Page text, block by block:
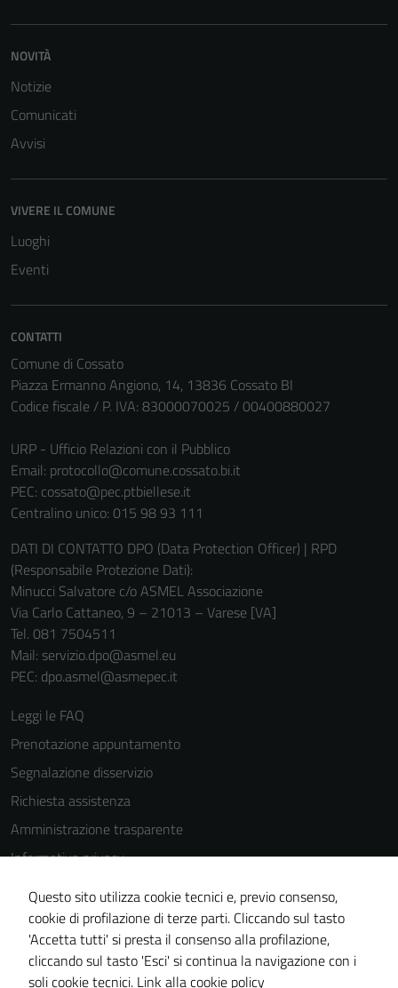
NOVITÀ
Notizie
Comunicati
Avvisi
VIVERE IL COMUNE
Luoghi
Eventi
CONTATTI
Comune di Cossato
Piazza Ermanno Angiono, 14, 13836 Cossato BI
Codice fiscale / P. IVA: 83000070025 / 00400880027
URP - Ufficio Relazioni con il Pubblico
Email: protocollo@comune.cossato.bi.it
PEC: cossato@pec.ptbiellese.it
Centralino unico: 015 98 93 111
DATI DI CONTATTO DPO (Data Protection Officer) | RPD
(Responsabile Protezione Dati):
Minucci Salvatore c/o ASMEL Associazione
Via Carlo Cattaneo, 9 – 21013 – Varese [VA]
Tel. 081 7504511
Mail: servizio.dpo@asmel.eu
PEC: dpo.asmel@asmepec.it
Leggi le FAQ
Prenotazione appuntamento
Segnalazione disservizio
Richiesta assistenza
Amministrazione trasparente
Informativa privacy
Cookie Policy
Note legali
Dichiarazione di accessibilità
Piano di miglioramento del sito
Questo sito utilizza cookie tecnici e, previo consenso,
cookie di profilazione di terze parti. Cliccando sul tasto
'Accetta tutti' si presta il consenso alla profilazione,
cliccando sul tasto 'Esci' si continua la navigazione con i
soli cookie tecnici. Link alla cookie policy
sono necessari
funzionamento
del sito e non